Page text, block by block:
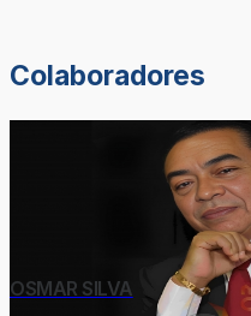
Colaboradores
OSMAR SILVA